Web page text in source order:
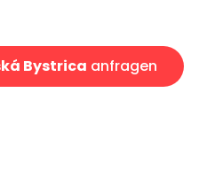
Bystrica anfragen